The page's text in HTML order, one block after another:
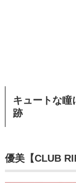
キュートな瞳
跡
優美【CLUB